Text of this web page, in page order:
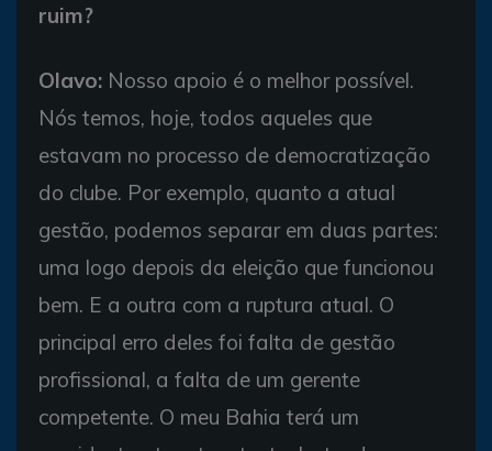
ruim?
Olavo: Nosso apoio é o melhor possível.
Nós temos, hoje, todos aqueles que
estavam no processo de democratização
do clube. Por exemplo, quanto a atual
gestão, podemos separar em duas partes:
uma logo depois da eleição que funcionou
bem. E a outra com a ruptura atual. O
principal erro deles foi falta de gestão
profissional, a falta de um gerente
competente. O meu Bahia terá um